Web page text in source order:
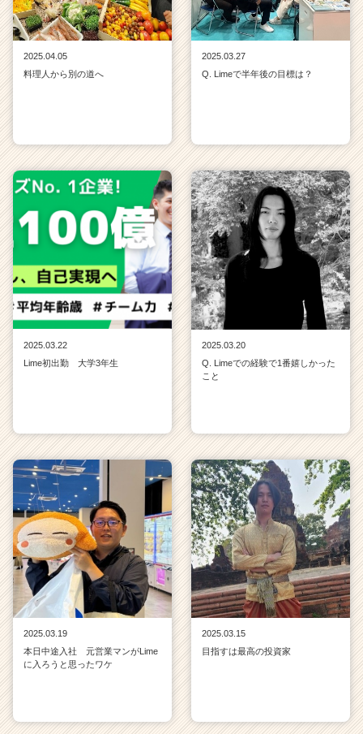
2025.04.05
料理人から別の道へ
2025.03.27
Q. Limeで半年後の目標は？
2025.03.22
Lime初出勤 大学3年生
2025.03.20
Q. Limeでの経験で1番嬉しかった
こと
2025.03.19
本日中途入社 元営業マンがLime
に入ろうと思ったワケ
2025.03.15
目指すは最高の投資家